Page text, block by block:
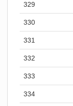
329
330
331
332
333
334